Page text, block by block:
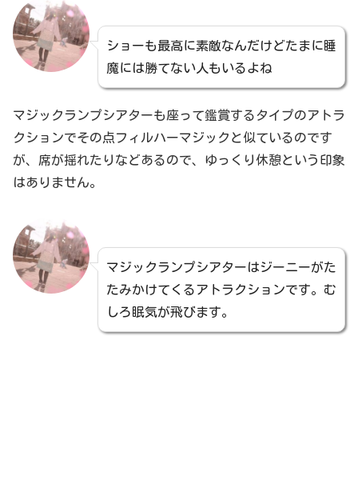
ショーも最高に素敵なんだけどたまに睡
魔には勝てない人もいるよね
マジックランプシアターも座って鑑賞するタイプのアトラ
クションでその点フィルハーマジックと似ているのです
が、席が揺れたりなどあるので、ゆっくり休憩という印象
はありません。
マジックランプシアターはジーニーがた
たみかけてくるアトラクションです。む
しろ眠気が飛びます。